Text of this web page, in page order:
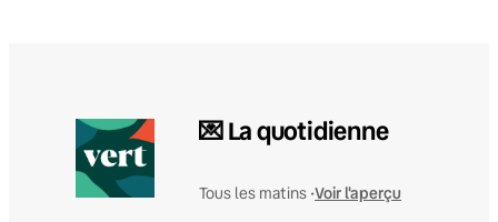
💌 La quotidienne
Tous les matins •Voir l'aperçu